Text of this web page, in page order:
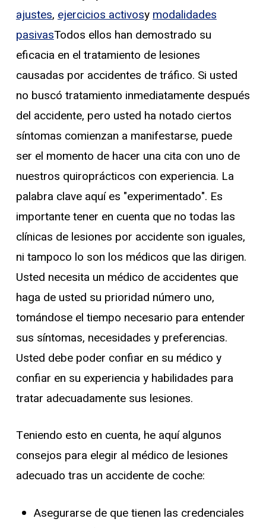
ajustes, ejercicios activosy modalidades
pasivasTodos ellos han demostrado su
eficacia en el tratamiento de lesiones
causadas por accidentes de tráfico. Si usted
no buscó tratamiento inmediatamente después
del accidente, pero usted ha notado ciertos
síntomas comienzan a manifestarse, puede
ser el momento de hacer una cita con uno de
nuestros quiroprácticos con experiencia. La
palabra clave aquí es "experimentado". Es
importante tener en cuenta que no todas las
clínicas de lesiones por accidente son iguales,
ni tampoco lo son los médicos que las dirigen.
Usted necesita un médico de accidentes que
haga de usted su prioridad número uno,
tomándose el tiempo necesario para entender
sus síntomas, necesidades y preferencias.
Usted debe poder confiar en su médico y
confiar en su experiencia y habilidades para
tratar adecuadamente sus lesiones.
Teniendo esto en cuenta, he aquí algunos
consejos para elegir al médico de lesiones
adecuado tras un accidente de coche:
Asegurarse de que tienen las credenciales